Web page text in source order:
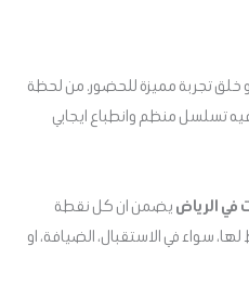
خلق تجربة مميزة للحضور. من لحظة
تسلسل منظم وانطباع ايجابي
في الرياض يضمن ان كل نقطة
سواء في الاستقبال، الضيافة، او